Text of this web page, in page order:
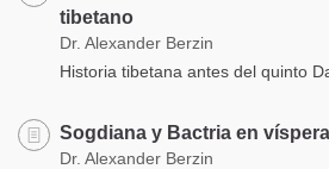
tibetano
Dr. Alexander Berzin
Historia tibetana antes del quinto
Sogdiana y Bactria en
Dr. Alexander Berzin